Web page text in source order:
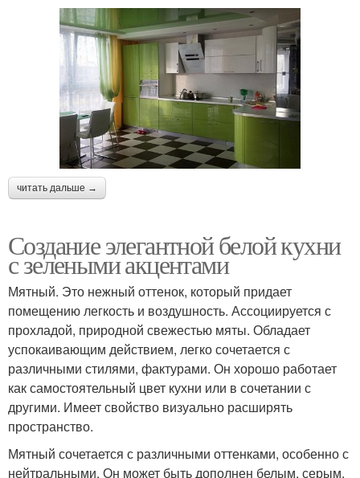
читать дальше →
Создание элегантной белой кухни
с зелеными акцентами
Мятный. Это нежный оттенок, который придает
помещению легкость и воздушность. Ассоциируется с
прохладой, природной свежестью мяты. Обладает
успокаивающим действием, легко сочетается с
различными стилями, фактурами. Он хорошо работает
как самостоятельный цвет кухни или в сочетании с
другими. Имеет свойство визуально расширять
пространство.
Мятный сочетается с различными оттенками, особенно с
нейтральными. Он может быть дополнен белым, серым,